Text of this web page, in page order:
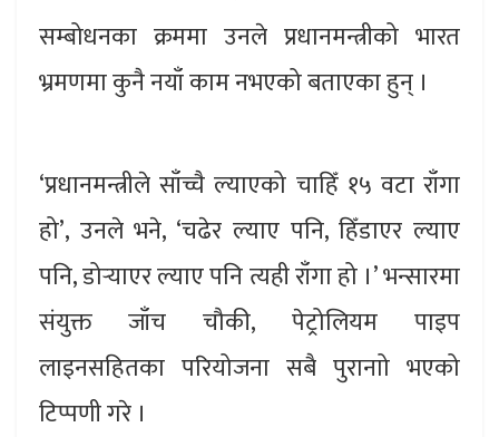
सम्बोधनका क्रममा उनले प्रधानमन्त्रीको भारत
भ्रमणमा कुनै नयाँ काम नभएको बताएका हुन् ।
‘प्रधानमन्त्रीले साँच्चै ल्याएको चाहिँ १५ वटा राँगा
हो’, उनले भने, ‘चढेर ल्याए पनि, हिँडाएर ल्याए
पनि, डोर्‍याएर ल्याए पनि त्यही राँगा हो ।’ भन्सारमा
संयुक्त जाँच चौकी, पेट्रोलियम पाइप
लाइनसहितका परियोजना सबै पुरानाो भएको
टिप्पणी गरे ।